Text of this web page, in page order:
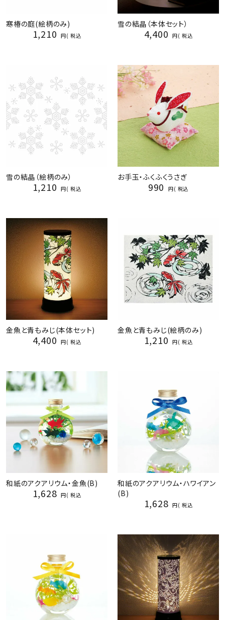
寒椿の庭(絵柄のみ)
1,210 税込
雪の結晶（本体セット）
4,400 税込
雪の結晶（絵柄のみ）
1,210 税込
お手玉・ふくふくうさぎ
990 税込
金魚と青もみじ(本体セット)
4,400 税込
金魚と青もみじ(絵柄のみ)
1,210 税込
和紙のアクアリウム・金魚(B)
1,628 税込
和紙のアクアリウム・ハワイアン
(B)
1,628 税込